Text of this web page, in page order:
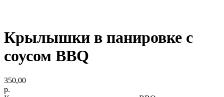
Крылышки в панировке с
соусом BBQ
350,00
р.